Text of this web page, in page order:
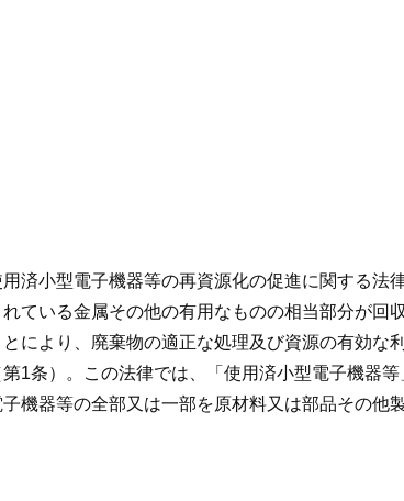
済小型電子機器等の再資源化の促進に関する法律
ている金属その他の有用なものの相当部分が
により、廃棄物の適正な処理及び資源の有効
1条）。この法律では、「使用済小型電子機器
機器等の全部又は一部を原材料又は部品その